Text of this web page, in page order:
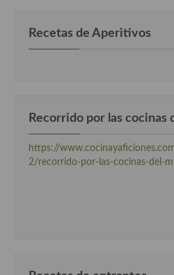
Recetas de Aperitivos
Recorrido por las cocinas
https://
2/recorrido-por-las-cocinas-del-